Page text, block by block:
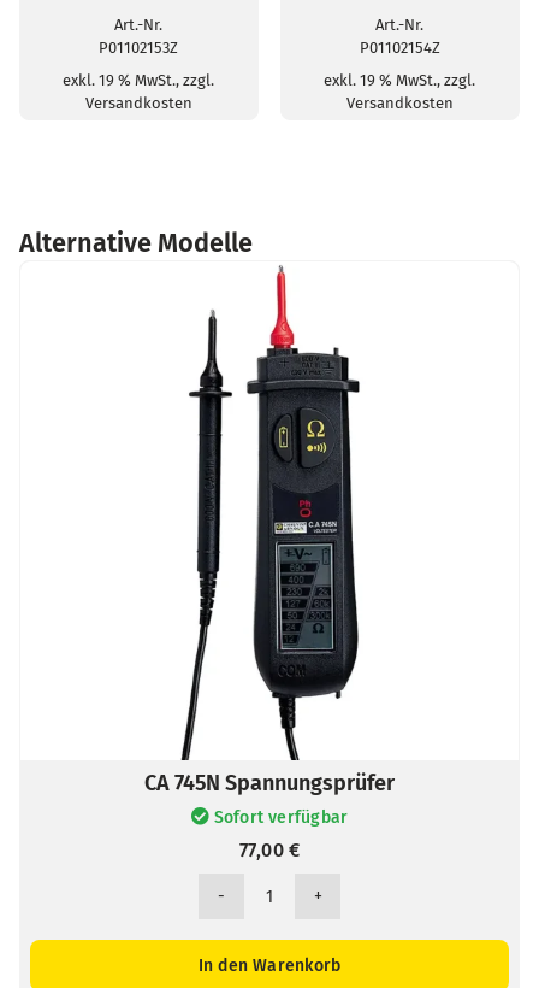
Art.-Nr.
P01102113
exkl. 19 % MwSt., zzgl.
Versandkosten
Menge
Art.-Nr.
P01298074
exkl. 19 % MwSt., zzgl.
Versandkosten
Alternative Modelle
CA 745N Spannungsprüfer
Sofort verfügbar
77,00€
CA
Spannungsprüfer
In den Warenkorb